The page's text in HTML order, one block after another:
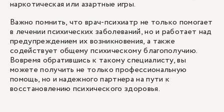
наркотическая или азартные игры.
Важно помнить, что врач-психиатр не только помогает
в лечении психических заболеваний, но и работает над
предупреждением их возникновения, а также
содействует общему психическому благополучию.
Вовремя обратившись к такому специалисту, вы
можете получить не только профессиональную
помощь, но и надежного партнера на пути к
восстановлению психического здоровья.